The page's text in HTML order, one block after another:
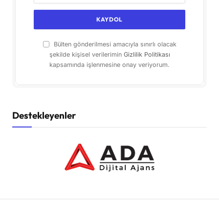
Bülten gönderilmesi amacıyla sınırlı olacak
şekilde kişisel verilerimin Gizlilik Politikası
kapsamında işlenmesine onay veriyorum.
Destekleyenler